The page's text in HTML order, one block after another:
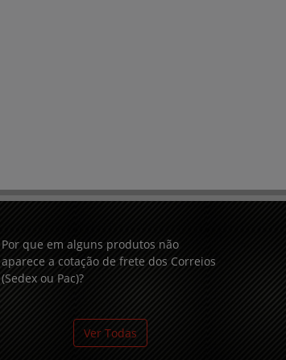
Por que em alguns produtos não
aparece a cotação de frete dos Correios
(Sedex ou Pac)?
Ver Todas